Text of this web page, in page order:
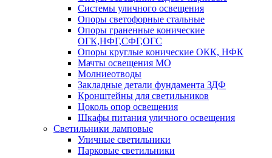
Системы уличного освещения
Опоры светофорные стальные
Опоры граненные конические
ОГК,НФГ,СФГ,ОГС
Опоры круглые конические ОКК, НФК
Мачты освещения МО
Молниеотводы
Закладные детали фундамента ЗДФ
Кронштейны для светильников
Цоколь опор освещения
Шкафы питания уличного освещения
Светильники ламповые
Уличные светильники
Парковые светильники